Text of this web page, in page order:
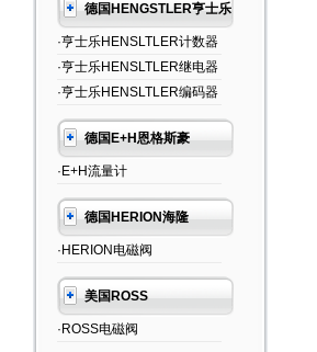
德国HENGSTLER亨士乐
·亨士乐HENSLTLER计数器
·亨士乐HENSLTLER继电器
·亨士乐HENSLTLER编码器
德国E+H恩格斯豪
·E+H流量计
德国HERION海隆
·HERION电磁阀
美国ROSS
·ROSS电磁阀